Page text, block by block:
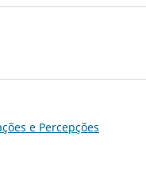
e Percepções